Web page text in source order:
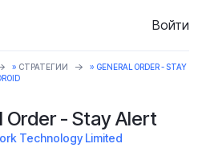
Войти
» СТРАТЕГИИ
» GENERAL ORDER - STAY
Order - Stay Alert
Technology Limited